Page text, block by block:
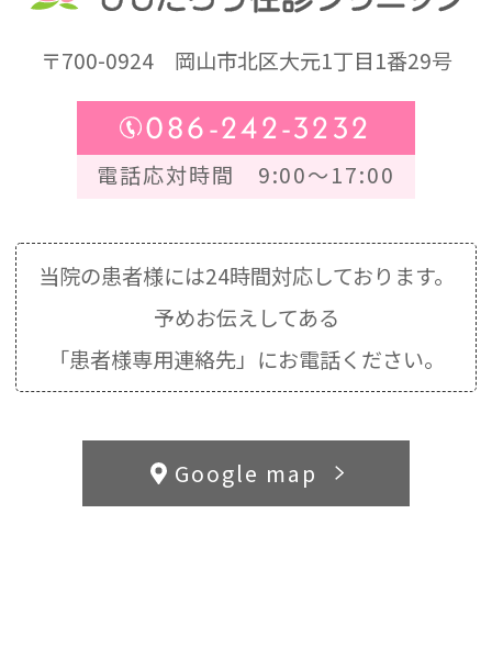
〒700-0924岡山市北区大元1丁目1番29号
086-242-3232
電話応対時間 9:00～17:00
当院の患者様には24時間対応しております。
予めお伝えしてある
「患者様専用連絡先」にお電話ください。
Google map